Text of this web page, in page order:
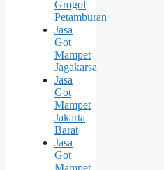
Grogol
Petamburan
Jasa
Got
Mampet
Jagakarsa
Jasa
Got
Mampet
Jakarta
Barat
Jasa
Got
Mampet